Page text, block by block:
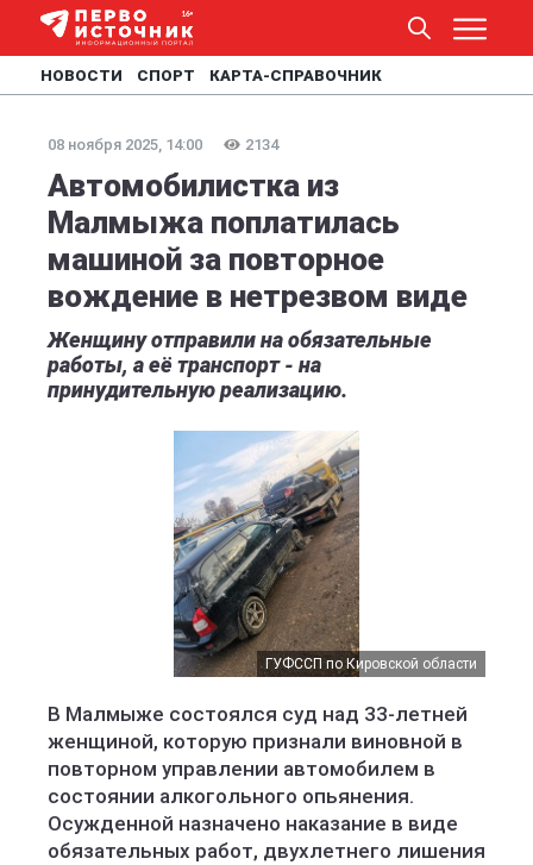
НОВОСТИ СПОРТ КАРТА-СПРАВОЧНИК
08 ноября 2025, 14:00 2134
Автомобилистка из
Малмыжа поплатилась
машиной за повторное
вождение в нетрезвом виде
Женщину отправили на обязательные
работы, а её транспорт - на
принудительную реализацию.
ГУФССП по Кировской области
В Малмыже состоялся суд над 33-летней
женщиной, которую признали виновной в
повторном управлении автомобилем в
состоянии алкогольного опьянения.
Осужденной назначено наказание в виде
обязательных работ, двухлетнего лишения